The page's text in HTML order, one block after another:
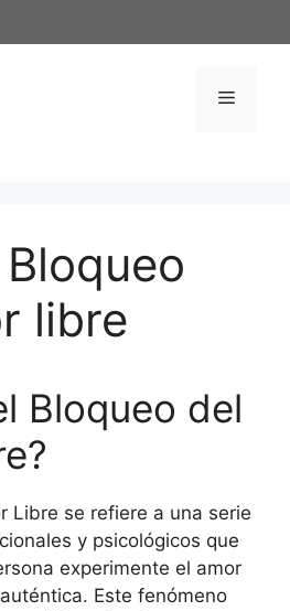
Menú
libre
Bloqueo del
Libre se refiere a una serie
y psicológicos que
experimente el amor
Este fenómeno